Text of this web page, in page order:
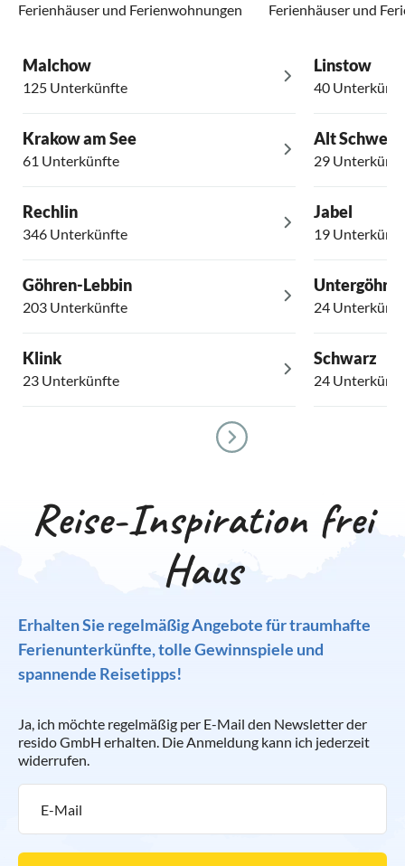
Ferienhäuser und Ferienwohnungen Ferienhäuser und
Malchow
125 Unterkünfte
Krakow am See
61 Unterkünfte
Rechlin
346 Unterkünfte
Göhren-Lebbin
203 Unterkünfte
Klink
23 Unterkünfte
Linstow
40
Alt
29
Jabel
19
24
Schwarz
24
Reise-Inspiration frei
Haus
Erhalten Sie regelmäßig Angebote für traumhafte
Ferienunterkünfte, tolle Gewinnspiele und
spannende Reisetipps!
Ja, ich möchte regelmäßig per E-Mail den Newsletter der
resido GmbH erhalten. Die Anmeldung kann ich jederzeit
widerrufen.